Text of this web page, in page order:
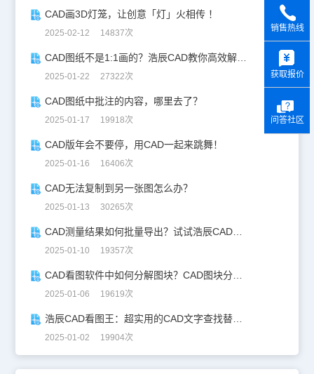
CAD画3D灯笼，让创意「灯」火相传 ！
2025-02-12 14837次
CAD图纸不是1:1画的？浩辰CAD教你高效解决！
2025-01-22 27322次
CAD图纸中批注的内容，哪里去了？
2025-01-17 19918次
CAD版年会不要停，用CAD一起来跳舞！
2025-01-16 16406次
CAD无法复制到另一张图怎么办？
2025-01-13 30265次
CAD测量结果如何批量导出？试试浩辰CAD看图王！
2025-01-10 19357次
CAD看图软件中如何分解图块？CAD图块分解详解！
2025-01-06 19619次
浩辰CAD看图王：超实用的CAD文字查找替换技巧分享！
2025-01-02 19904次
销售热线
获取报价
问答社区